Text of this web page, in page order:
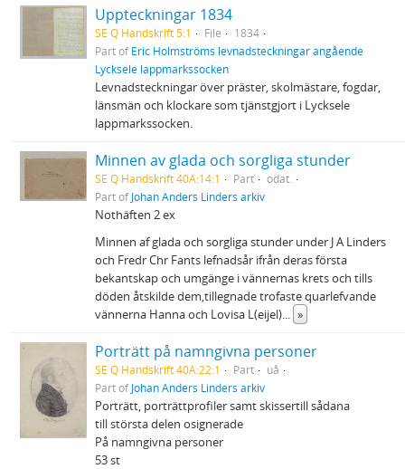
Uppteckningar 1834
SE Q Handskrift 5:1 File
1834
Part ofEric Holmströms levnadsteckningar angående
Lycksele lappmarkssocken
Levnadsteckningar över präster, skolmästare, fogdar,
länsmän och klockare som tjänstgjort i Lycksele
lappmarkssocken.
Minnen av glada och sorgliga stunder
SE Q Handskrift 40A:14:1 Part
odat.
Part ofJohan Anders Linders arkiv
Nothäften 2 ex
Minnen af glada och sorgliga stunder under J A Linders
och Fredr Chr Fants lefnadsår ifrån deras första
bekantskap och umgänge i vännernas krets och tills
döden åtskilde dem,tillegnade trofaste quarlefvande
vännerna Hanna och Lovisa L(eijel)... »
Porträtt på namngivna personer
SE Q Handskrift 40A:22:1 Part
uå
Part ofJohan Anders Linders arkiv
Porträtt, porträttprofiler samt skissertill sådana
till största delen osignerade
På namngivna personer
53 st